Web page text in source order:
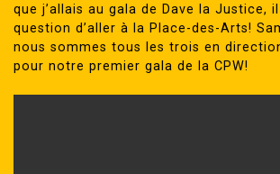
que j’allais au gala de Dave la Justice,
question d’aller à la Place-des-Arts!
nous sommes tous les trois en
pour notre premier gala de la CPW!